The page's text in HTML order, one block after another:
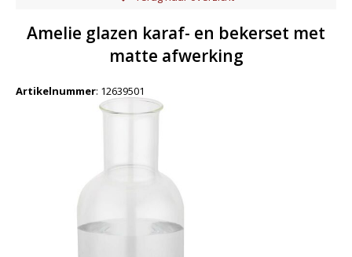
Amelie glazen karaf- en bekerset met
matte afwerking
Artikelnummer: 12639501